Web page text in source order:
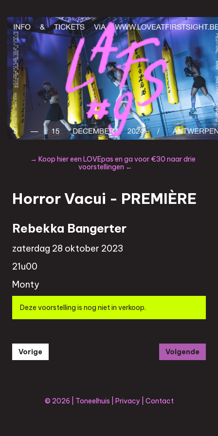
→ Koop hier een LOVEpas en ga voor €30 naar drie
voorstellingen ←
Horror Vacui - PREMIÈRE
Rebekka Bangerter
zaterdag 28 oktober 2023
21u00
Monty
Deze voorstelling is nog niet in verkoop.
Vorige Volgende
© 2026 | Toneelhuis | Privacy Contact